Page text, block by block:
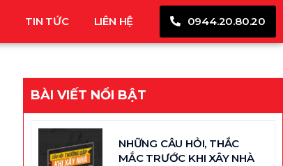
TIN TỨC LIÊN HỆ 0944.20.80.20
BÀI VIẾT NỔI BẬT
NHỮNG CÂU HỎI, THẮC
MẮC TRƯỚC KHI XÂY NHÀ